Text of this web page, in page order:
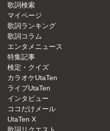
歌詞検索
マイページ
歌詞ランキング
歌詞コラム
エンタメニュース
特集記事
検定・クイズ
カラオケUtaTen
ライブUtaTen
インタビュー
ココだけメール
UtaTen X